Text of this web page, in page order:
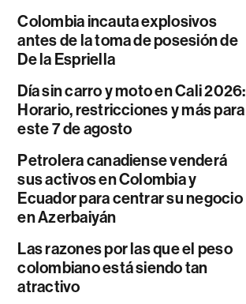
Colombia incauta explosivos
antes de la toma de posesión de
De la Espriella
Día sin carro y moto en Cali 2026:
Horario, restricciones y más para
este 7 de agosto
Petrolera canadiense venderá
sus activos en Colombia y
Ecuador para centrar su negocio
en Azerbaiyán
Las razones por las que el peso
colombiano está siendo tan
atractivo